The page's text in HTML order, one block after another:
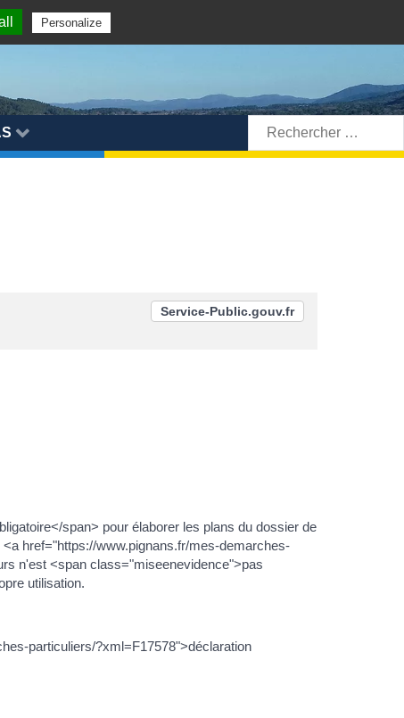
Rechercher:
Service-Public.gouv.fr
span> pour élaborer les plans du dossier de
href="https://www.pignans.fr/mes-demarches-
n'est <span class="miseenevidence">pas
utilisation.
particuliers/?xml=F17578">déclaration
Personalize